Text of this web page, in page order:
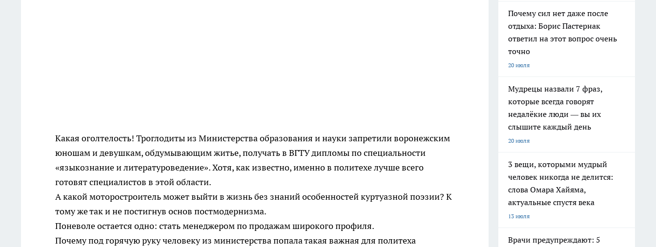
Какая оголтелость! Троглодиты из Министерства образования и науки запретили воронежским
юношам и девушкам, обдумывающим житье, получать в ВГТУ дипломы по специальности
«языкознание и литературоведение». Хотя, как известно, именно в политехе лучше всего
готовят специалистов в этой области.
А какой моторостроитель может выйти в жизнь без знаний особенностей куртуазной поэзии? К
тому же так и не постигнув основ постмодернизма.
Поневоле остается одно: стать менеджером по продажам широкого профиля.
Почему под горячую руку человеку из министерства попала такая важная для политеха
Почему сил нет даже после
отдыха: Борис Пастернак
ответил на этот вопрос очень
точно
20 июля
Мудрецы назвали 7 фраз,
которые всегда говорят
недалёкие люди — вы их
слышите каждый день
20 июля
3 вещи, которыми мудрый
человек никогда не делится:
слова Омара Хайяма,
актуальные спустя века
13 июля
Врачи предупреждают: 5